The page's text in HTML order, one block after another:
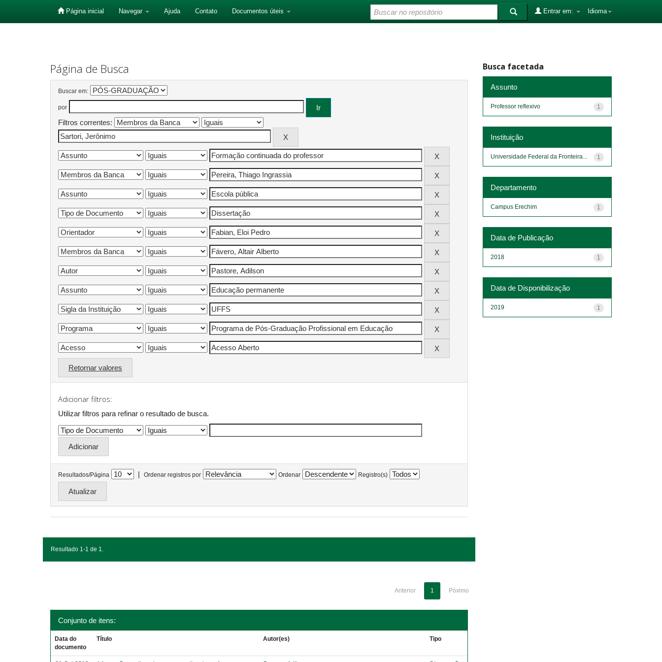
Página inicial Navegar Ajuda Contato Documentos úteis Idioma
Entrar em:
Página de Busca
Buscar em:
por
Filtros correntes:
Retornar valores
Adicionar filtros:
Utilizar filtros para refinar o resultado de busca.
Resultados/Página | Ordenar registros por Ordenar Registro(s)
Resultado 1-1 de 1.
Anterior 1 Póximo
Conjunto de itens:
Data do
documento
Título Autor(es) Tipo
Busca facetada
Assunto
1
Professor reflexivo
Instituição
1
Universidade Federal da Fronteira...
Departamento
1
Campus Erechim
Data de Publicação
1
2018
Data de Disponibilização
1
2019